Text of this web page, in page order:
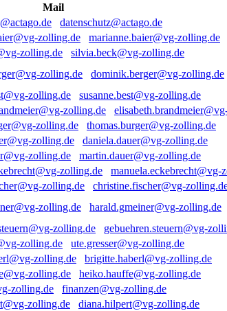
Mail
datenschutz@actago.de
marianne.baier@vg-zolling.de
silvia.beck@vg-zolling.de
dominik.berger@vg-zolling.de
susanne.best@vg-zolling.de
thomas.burger@vg-zolling.de
daniela.dauer@vg-zolling.de
martin.dauer@vg-zolling.de
manuela.eckebrecht@vg-
christine.fischer@vg-
harald.gmeiner@vg-zolling.de
gebuehren.steuern@vg-
ute.gresser@vg-zolling.de
brigitte.haberl@vg-zolling.de
heiko.hauffe@vg-zolling.de
finanzen@vg-zolling.de
diana.hilpert@vg-zolling.de